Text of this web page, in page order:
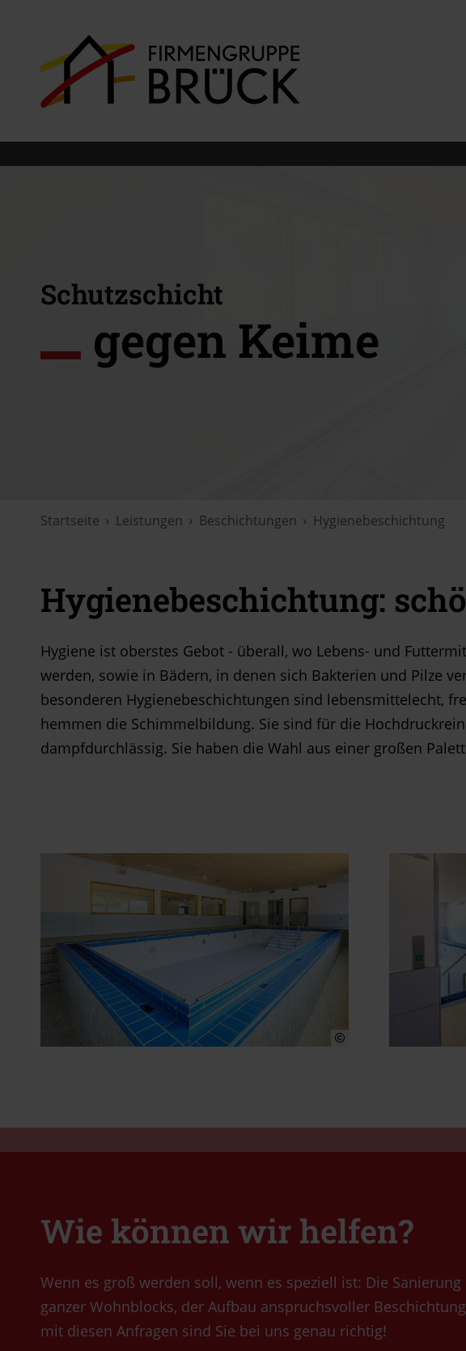
Schutzschicht
gegen Keime
Startseite Leistungen Beschichtungen Hygienebeschichtung
Hygienebeschichtung:
Hygiene ist oberstes Gebot - überall, wo Lebens- und
werden, sowie in Bädern, in denen sich Bakterien und Pilze
besonderen Hygienebeschichtungen sind lebensmittelecht,
hemmen die Schimmelbildung. Sie sind für die
dampfdurchlässig. Sie haben die Wahl aus einer großen
Wie können wir helfen?
Wenn es groß werden soll, wenn es speziell ist: Die Sanierung
ganzer Wohnblocks, der Aufbau anspruchsvoller
mit diesen Anfragen sind Sie bei uns genau richtig!